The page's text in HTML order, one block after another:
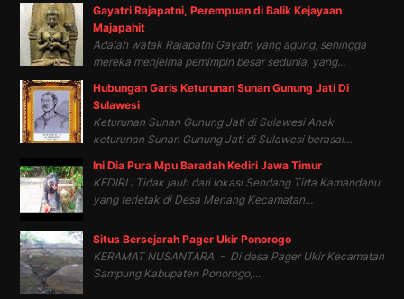
Gayatri Rajapatni, Perempuan di Balik Kejayaan
Majapahit
Adalah watak Rajapatni Gayatri yang agung, sehingga
mereka menjelma pemimpin besar sedunia, yang...
Hubungan Garis Keturunan Sunan Gunung Jati Di
Sulawesi
Keturunan Sunan Gunung Jati di Sulawesi Anak
keturunan Sunan Gunung Jati di Sulawesi berasal...
Ini Dia Pura Mpu Baradah Kediri Jawa Timur
KEDIRI : Tidak jauh dari lokasi Sendang Tirta Kamandanu
yang terletak di Desa Menang Kecamatan...
Situs Bersejarah Pager Ukir Ponorogo
KERAMAT NUSANTARA - Di desa Pager Ukir Kecamatan
Sampung Kabupaten Ponorogo,...